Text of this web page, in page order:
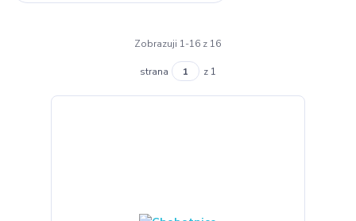
Zobrazuji 1-16 z 16
strana z 1